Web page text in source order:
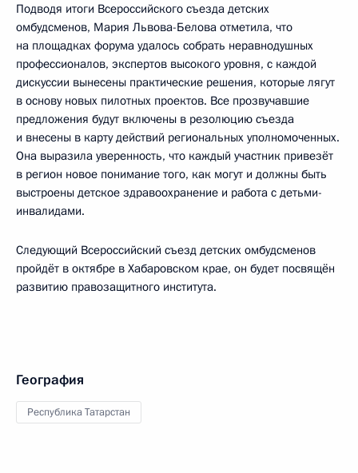
Подводя итоги Всероссийского съезда детских
омбудсменов, Мария Львова-Белова отметила, что
на площадках форума удалось собрать неравнодушных
профессионалов, экспертов высокого уровня, с каждой
дискуссии вынесены практические решения, которые лягут
в основу новых пилотных проектов. Все прозвучавшие
предложения будут включены в резолюцию съезда
и внесены в карту действий региональных уполномоченных.
Она выразила уверенность, что каждый участник привезёт
в регион новое понимание того, как могут и должны быть
выстроены детское здравоохранение и работа с детьми-
инвалидами.
Следующий Всероссийский съезд детских омбудсменов
пройдёт в октябре в Хабаровском крае, он будет посвящён
развитию правозащитного института.
География
Республика Татарстан